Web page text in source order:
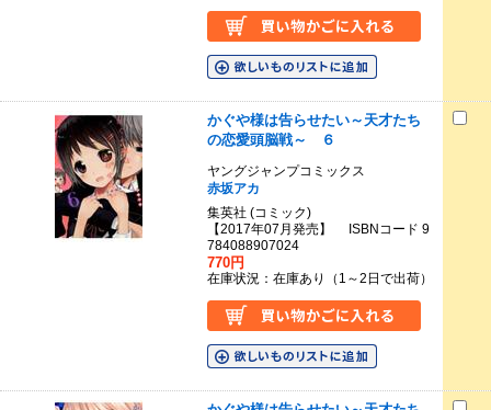
かぐや様は告らせたい～天才たち
の恋愛頭脳戦～ ６
ヤングジャンプコミックス
赤坂アカ
集英社 (コミック)
【2017年07月発売】 ISBNコード 9
784088907024
770円
在庫状況：在庫あり（1～2日で出荷）